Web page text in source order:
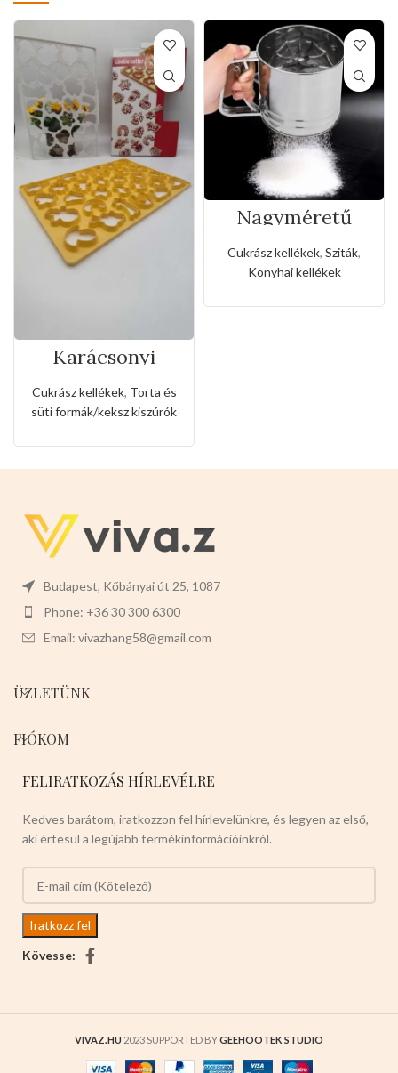
Karácsonyi
sütemény kiszúró
forma
Cukrász kellékek, Torta és
süti formák/keksz kiszúrók
Nagyméretű
rozsdamentes
liszt,porcukor
szóró
Cukrász kellékek, Sziták,
Konyhai kellékek
Budapest, Kőbányai út 25, 1087
Phone: +36 30 300 6300
Email: vivazhang58@gmail.com
ÜZLETÜNK
FIÓKOM
FELIRATKOZÁS HÍRLEVÉLRE
Kedves barátom, iratkozzon fel hírlevelünkre, és legyen az első,
aki értesül a legújabb termékinformációinkról.
Kövesse:
VIVAZ.HU 2023 SUPPORTED BYGEEHOOTEK STUDIO